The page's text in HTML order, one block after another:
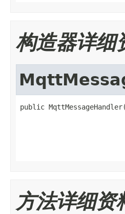
构造器详细
public MqttMessageHandler(
方法详细资